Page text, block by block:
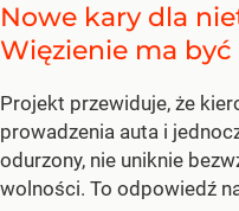
Nowe kary dla
Więzienie ma
Projekt przewiduje, że
prowadzenia auta i
odurzony, nie uniknie
wolności. To odpowiedź